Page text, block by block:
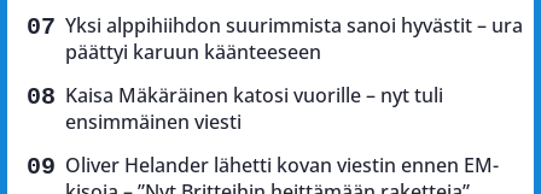
Yksi alppihiihdon suurimmista sanoi hyvästit – ura
päättyi karuun käänteeseen
Kaisa Mäkäräinen katosi vuorille – nyt tuli
ensimmäinen viesti
Oliver Helander lähetti kovan viestin ennen EM-